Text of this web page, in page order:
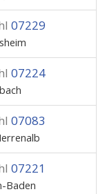
07229
07224
07083
07221
Baden